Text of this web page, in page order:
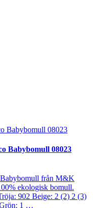
Babybomull 08023
från M&K
ekologisk bomull.
902 Beige: 2 (2) 2 (3)
Grön: 1 …